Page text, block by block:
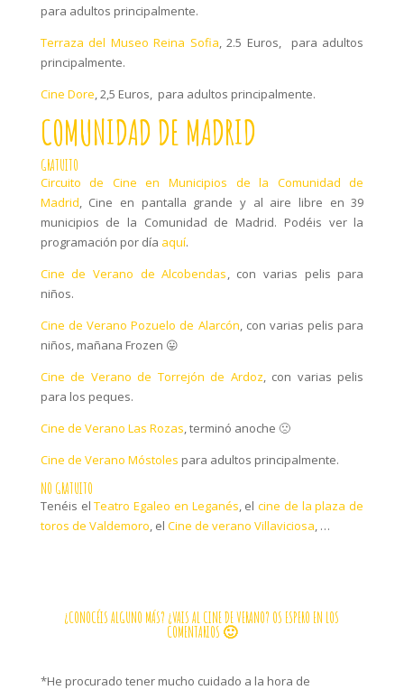
para adultos principalmente.
Terraza del Museo Reina Sofia, 2.5 Euros, para adultos
principalmente.
Cine Dore, 2,5 Euros, para adultos principalmente.
COMUNIDAD DE MADRID
GRATUITO
Circuito de Cine en Municipios de la Comunidad de
Madrid, Cine en pantalla grande y al aire libre en 39
municipios de la Comunidad de Madrid. Podéis ver la
programación por día aquí.
Cine de Verano de Alcobendas, con varias pelis para
niños.
Cine de Verano Pozuelo de Alarcón, con varias pelis para
niños, mañana Frozen 😛
Cine de Verano de Torrejón de Ardoz, con varias pelis
para los peques.
Cine de Verano Las Rozas, terminó anoche 🙁
Cine de Verano Móstoles para adultos principalmente.
NO GRATUITO
Tenéis elTeatro Egaleo en Leganés, elcine de la plaza de
toros de Valdemoro, el Cine de verano Villaviciosa, …
¿CONOCÉIS ALGUNO MÁS? ¿VAIS AL CINE DE VERANO? OS ESPERO EN LOS
COMENTARIOS 🙂
*He procurado tener mucho cuidado a la hora de